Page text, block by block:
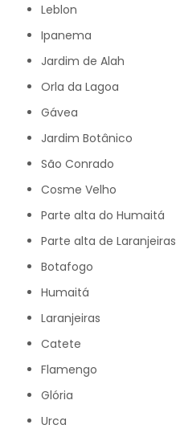
Leblon
Ipanema
Jardim de Alah
Orla da Lagoa
Gávea
Jardim Botânico
São Conrado
Cosme Velho
Parte alta do Humaitá
Parte alta de Laranjeiras
Botafogo
Humaitá
Laranjeiras
Catete
Flamengo
Glória
Urca